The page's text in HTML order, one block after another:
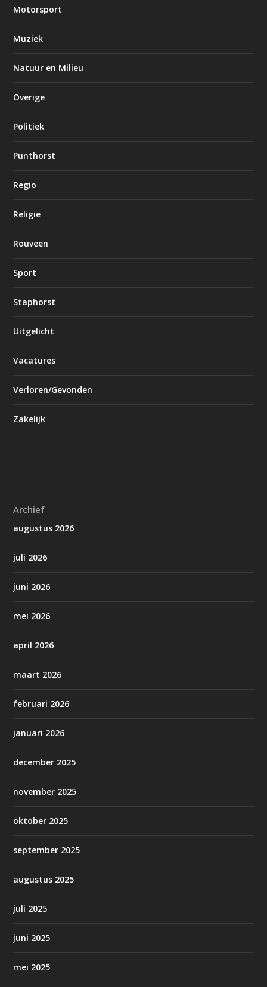
Motorsport
Muziek
Natuur en Milieu
Overige
Politiek
Punthorst
Regio
Religie
Rouveen
Sport
Staphorst
Uitgelicht
Vacatures
Verloren/Gevonden
Zakelijk
Archief
augustus 2026
juli 2026
juni 2026
mei 2026
april 2026
maart 2026
februari 2026
januari 2026
december 2025
november 2025
oktober 2025
september 2025
augustus 2025
juli 2025
juni 2025
mei 2025